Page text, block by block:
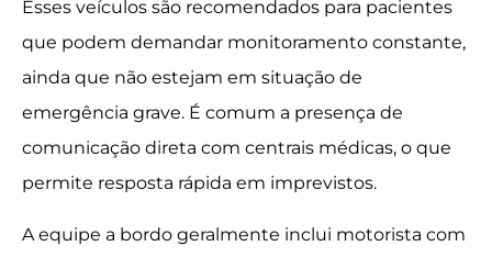
Esses veículos são recomendados para pacientes
que podem demandar monitoramento constante,
ainda que não estejam em situação de
emergência grave. É comum a presença de
comunicação direta com centrais médicas, o que
permite resposta rápida em imprevistos.
A equipe a bordo geralmente inclui motorista com